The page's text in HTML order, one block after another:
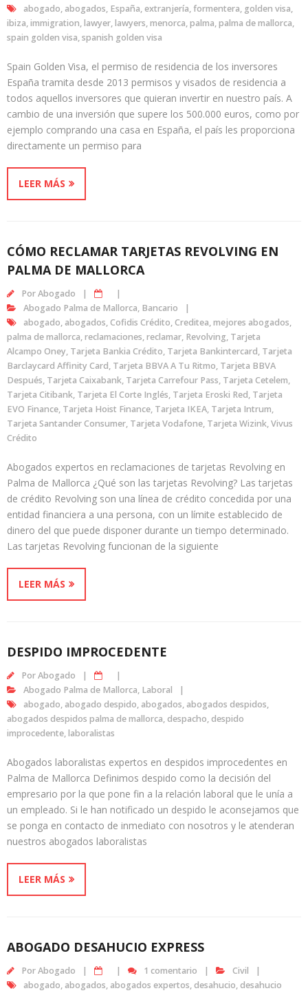
abogado, abogados, España,extranjería,formentera, golden visa,
ibiza,immigration,lawyer,lawyers,menorca,palma,palma de mallorca,
spain golden visa,spanish golden visa
Spain Golden Visa, el permiso de residencia de los inversores
España tramita desde 2013 permisos y visados de residencia a
todos aquellos inversores que quieran invertir en nuestro país. A
cambio de una inversión que supere los 500.000 euros, como por
ejemplo comprando una casa en España, el país les proporciona
directamente un permiso para
LEER MÁS
CÓMO RECLAMAR TARJETAS REVOLVING EN
PALMA DE MALLORCA
PorAbogado
Abogado Palma de Mallorca, Bancario
abogado, abogados,Cofidis Crédito,Creditea,mejores abogados,
palma de mallorca,reclamaciones,reclamar, Revolving, Tarjeta
Alcampo Oney, Tarjeta Bankia Crédito, Tarjeta Bankintercard, Tarjeta
Barclaycard Affinity Card, Tarjeta BBVA A Tu Ritmo, Tarjeta BBVA
Después, Tarjeta Caixabank, Tarjeta Carrefour Pass, Tarjeta Cetelem,
Tarjeta Citibank, Tarjeta El Corte Inglés, Tarjeta Eroski Red, Tarjeta
EVO Finance, Tarjeta Hoist Finance, Tarjeta IKEA, Tarjeta Intrum,
Tarjeta Santander Consumer, Tarjeta Vodafone, Tarjeta Wizink,Vivus
Crédito
Abogados expertos en reclamaciones de tarjetas Revolving en
Palma de Mallorca ¿Qué son las tarjetas Revolving? Las tarjetas
de crédito Revolving son una línea de crédito concedida por una
entidad financiera a una persona, con un límite establecido de
dinero del que puede disponer durante un tiempo determinado.
Las tarjetas Revolving funcionan de la siguiente
LEER MÁS
DESPIDO IMPROCEDENTE
PorAbogado
Abogado Palma de Mallorca, Laboral
abogado, abogado despido, abogados, abogados despidos,
abogados despidos palma de mallorca,despacho,despido
improcedente,laboralistas
Abogados laboralistas expertos en despidos improcedentes en
Palma de Mallorca Definimos despido como la decisión del
empresario por la que pone fin a la relación laboral que le unía a
un empleado. Si le han notificado un despido le aconsejamos que
se ponga en contacto de inmediato con nosotros y le atenderan
nuestros abogados laboralistas
LEER MÁS
ABOGADO DESAHUCIO EXPRESS
PorAbogado 1 comentario
Civil
abogado, abogados, abogados expertos,desahucio,desahucio